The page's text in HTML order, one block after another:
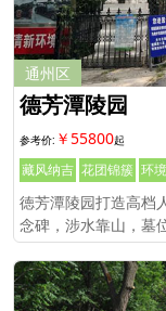
通州区
德芳潭陵园
￥55800
藏风纳吉 花团锦簇 环
徳芳潭陵园打造高档
念碑，涉水靠山，墓